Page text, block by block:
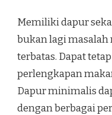
Memiliki dapur
bukan lagi
terbatas. Dapat
perlengkapan
Dapur minimalis
dengan berbagai